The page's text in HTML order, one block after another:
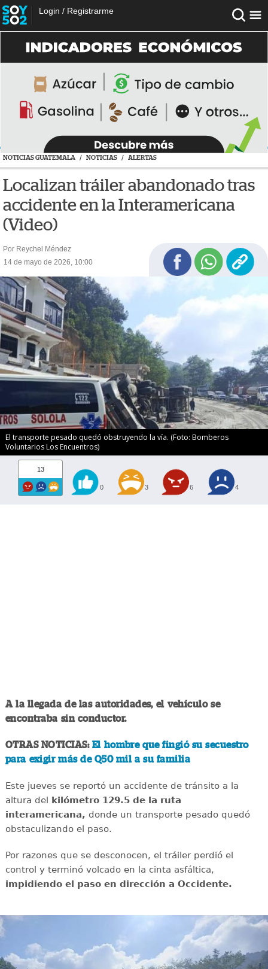
Login / Registrarme
NOTICIAS GUATEMALA / NOTICIAS / ALERTAS
Localizan tráiler abandonado tras
accidente en la Interamericana
(Video)
Por Reychel Méndez
14 de mayo de 2026, 10:00
El transporte pesado quedó obstruyendo la vía. (Foto: Bomberos
Voluntarios Los Encuentros)
13
0 3 6 4
A la llegada de las autoridades, el vehículo se
encontraba sin conductor.
OTRAS NOTICIAS:El hombre que fingió su secuestro
para exigir más de Q50 mil a su familia
Este jueves se reportó un accidente de tránsito a la
altura del kilómetro 129.5 de la ruta
interamericana, donde un transporte pesado quedó
obstaculizando el paso.
Por razones que se desconocen, el tráiler perdió el
control y terminó volcado en la cinta asfáltica,
impidiendo el paso en dirección a Occidente.